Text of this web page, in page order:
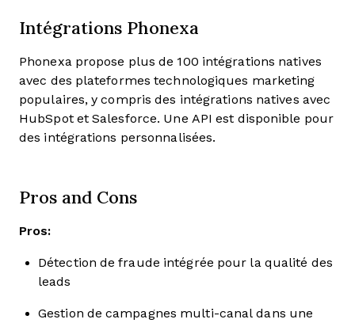
Intégrations Phonexa
Phonexa propose plus de 100 intégrations natives
avec des plateformes technologiques marketing
populaires, y compris des intégrations natives avec
HubSpot et Salesforce. Une API est disponible pour
des intégrations personnalisées.
Pros and Cons
Pros:
Détection de fraude intégrée pour la qualité des
leads
Gestion de campagnes multi-canal dans une